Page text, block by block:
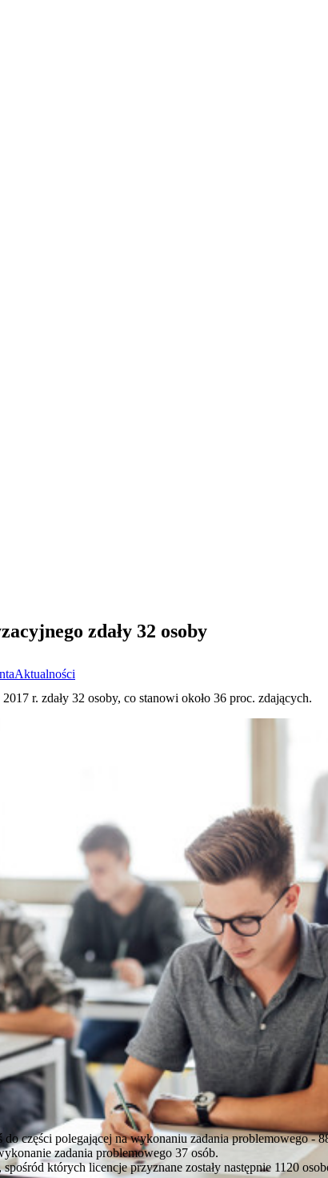
zdały 32 osoby
Aktualności
r. zdały 32 osoby, co stanowi około 36 proc. zdających.
do części polegającej na wykonaniu zadania problemowego -
zadania problemowego 37 osób.
których licencje przyznane zostały następnie 1120